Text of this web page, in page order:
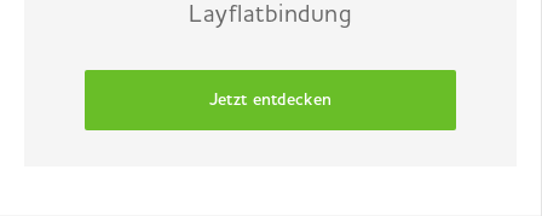
Layflatbindung
Jetzt entdecken